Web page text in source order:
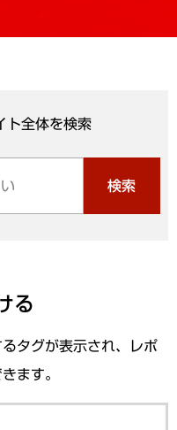
ト全体を検索
検索
る
タグが表示され、レポ
ます。